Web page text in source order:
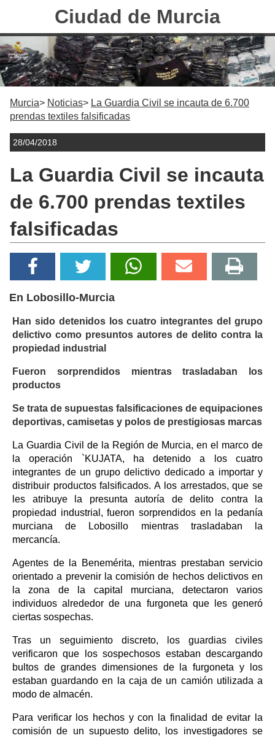
Ciudad de Murcia
Murcia Noticias
La Guardia Civil se incauta de 6.700
prendas textiles falsificadas
28/04/2018
La Guardia Civil se incauta
de 6.700 prendas textiles
falsificadas
En Lobosillo-Murcia
Han sido detenidos los cuatro integrantes del grupo
delictivo como presuntos autores de delito contra la
propiedad industrial
Fueron sorprendidos mientras trasladaban los
productos
Se trata de supuestas falsificaciones de equipaciones
deportivas, camisetas y polos de prestigiosas marcas
La Guardia Civil de la Región de Murcia, en el marco de
la operación `KUJATA, ha detenido a los cuatro
integrantes de un grupo delictivo dedicado a importar y
distribuir productos falsificados. A los arrestados, que se
les atribuye la presunta autoría de delito contra la
propiedad industrial, fueron sorprendidos en la pedanía
murciana de Lobosillo mientras trasladaban la
mercancía.
Agentes de la Benemérita, mientras prestaban servicio
orientado a prevenir la comisión de hechos delictivos en
la zona de la capital murciana, detectaron varios
individuos alrededor de una furgoneta que les generó
ciertas sospechas.
Tras un seguimiento discreto, los guardias civiles
verificaron que los sospechosos estaban descargando
bultos de grandes dimensiones de la furgoneta y los
estaban guardando en la caja de un camión utilizada a
modo de almacén.
Para verificar los hechos y con la finalidad de evitar la
comisión de un supuesto delito, los investigadores se